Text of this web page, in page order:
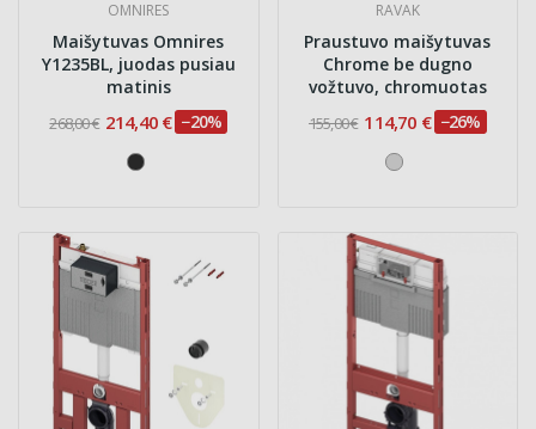
OMNIRES
Maišytuvas Omnires
Y1235BL, juodas pusiau
matinis
268,00 € 214,40 € −20%
RAVAK
Praustuvo maišytuvas
Chrome be dugno
vožtuvo, chromuotas
155,00 € 114,70 € −26%